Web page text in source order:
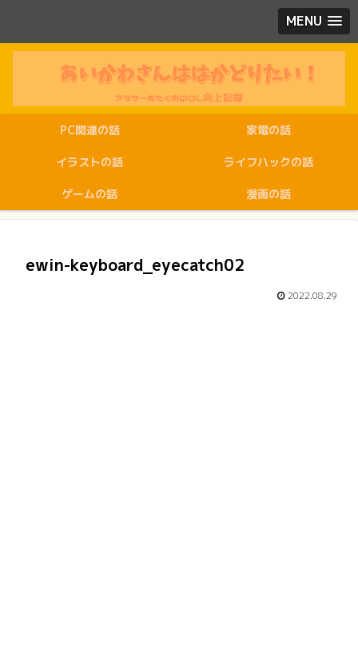
MENU
PC関連の話 家電の話
イラストの話 ライフハックの話
ゲームの話 漫画の話
ewin-keyboard_eyecatch02
2022.08.29